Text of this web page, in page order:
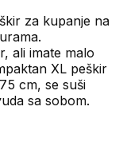
za kupanje na
ali imate malo
XL peškir
cm, se suši
sa sobom.